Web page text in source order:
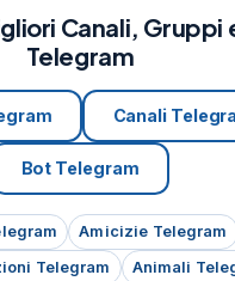
Canali, Gruppi
Telegram
Canali
Bot Telegram
Amicizie Telegram
Telegram
Animali